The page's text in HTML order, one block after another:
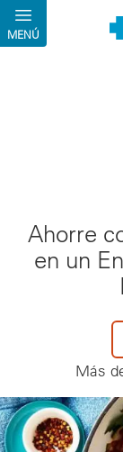
Pasar al contenido
MENÚ
Ahorre
en un
Más